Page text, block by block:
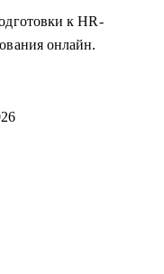
к HR-
онлайн.